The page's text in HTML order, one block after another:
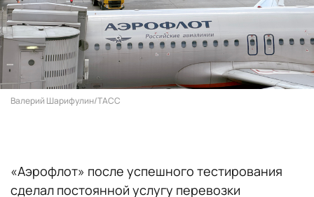
Валерий Шарифулин/ТАСС
«Аэрофлот» после успешного тестирования
сделал постоянной услугу перевозки